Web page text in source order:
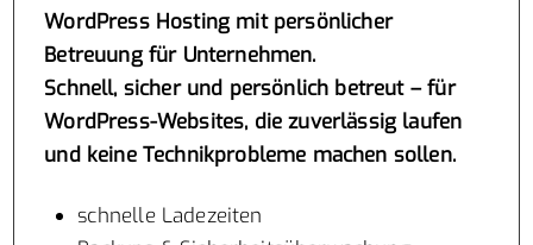
WordPress Hosting mit persönlicher
Betreuung für Unternehmen.
Schnell, sicher und persönlich betreut – für
WordPress-Websites, die zuverlässig laufen
und keine Technikprobleme machen sollen.
schnelle Ladezeiten